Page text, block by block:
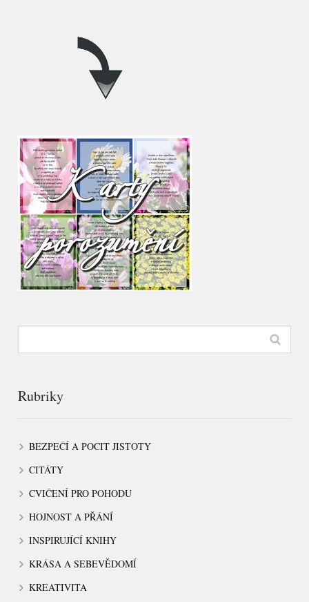
Rubriky
BEZPEČÍ A POCIT JISTOTY
CITÁTY
CVIČENÍ PRO POHODU
HOJNOST A PŘÁNÍ
INSPIRUJÍCÍ KNIHY
KRÁSA A SEBEVĚDOMÍ
KREATIVITA